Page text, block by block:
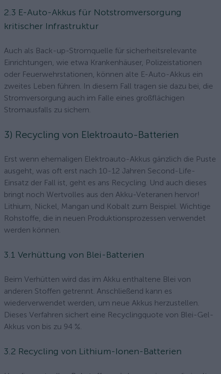
2.3 E-Auto-Akkus für Notstromversorgung
kritischer Infrastruktur
Auch als Back-up-Stromquelle für sicherheitsrelevante
Einrichtungen, wie etwa Krankenhäuser, Polizeistationen
oder Feuerwehrstationen, können alte E-Auto-Akkus ein
zweites Leben führen. In diesem Fall tragen sie dazu bei, die
Stromversorgung auch im Falle eines großflächigen
Stromausfalls zu sichern.
3) Recycling von Elektroauto-Batterien
Erst wenn ehemaligen Elektroauto-Akkus gänzlich die Puste
ausgeht, was oft erst nach 10-12 Jahren Second-Life-
Einsatz der Fall ist, geht es ans Recycling. Und auch dieses
bringt noch Wertvolles aus den Akku-Veteranen hervor!
Lithium, Nickel, Mangan und Kobalt zum Beispiel. Wichtige
Rohstoffe, die in neuen Produktionsprozessen verwendet
werden können.
3.1 Verhüttung von Blei-Batterien
Beim Verhütten wird das im Akku enthaltene Blei von
anderen Stoffen getrennt. Anschließend kann es
wiederverwendet werden, um neue Akkus herzustellen.
Dieses Verfahren sichert eine Recyclingquote von Blei-Gel-
Akkus von bis zu 94 %.
3.2 Recycling von Lithium-Ionen-Batterien